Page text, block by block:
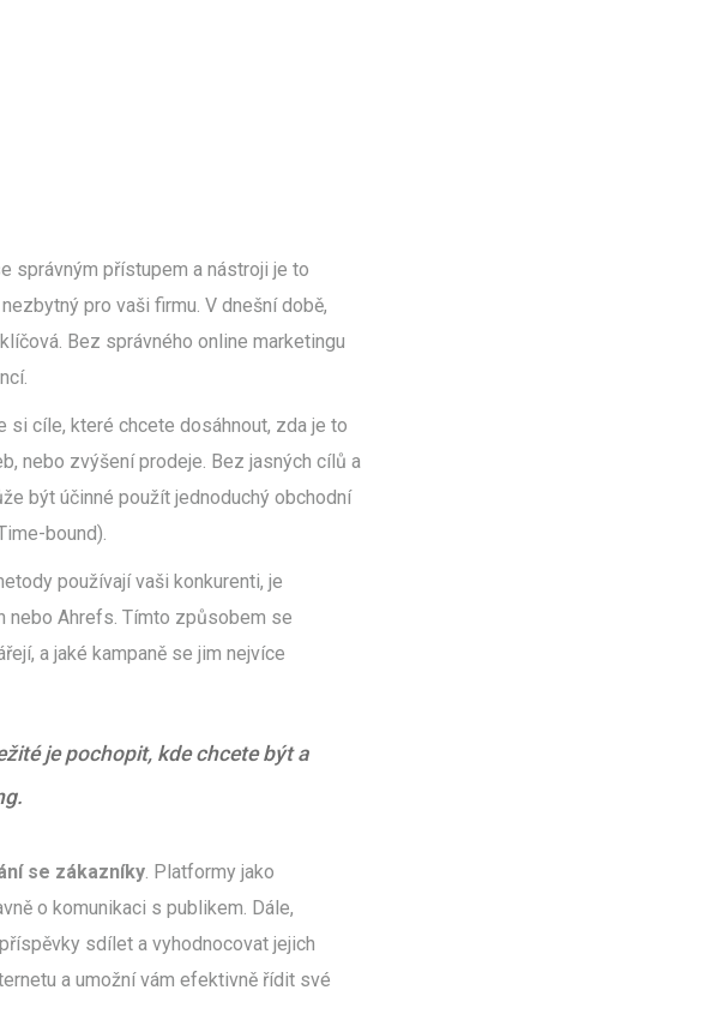
správným přístupem a nástroji je to
pro vaši firmu. V dnešní době,
Bez správného online marketingu
cíle, které chcete dosáhnout, zda je to
nebo zvýšení prodeje. Bez jasných cílů a
být účinné použít jednoduchý obchodní
bound).
používají vaši konkurenti, je
nebo Ahrefs. Tímto způsobem se
a jaké kampaně se jim nejvíce
je pochopit, kde chcete být a
se zákazníky. Platformy jako
o komunikaci s publikem. Dále,
sdílet a vyhodnocovat jejich
a umožní vám efektivně řídit své